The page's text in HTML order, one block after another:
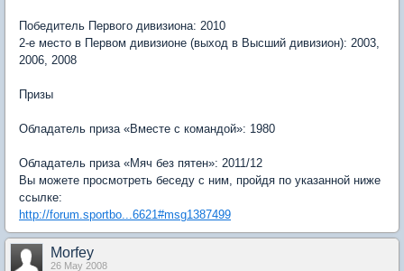
Победитель Первого дивизиона: 2010
2-е место в Первом дивизионе (выход в Высший дивизион): 2003,
2006, 2008
Призы
Обладатель приза «Вместе с командой»: 1980
Обладатель приза «Мяч без пятен»: 2011/12
Вы можете просмотреть беседу с ним, пройдя по указанной ниже
ссылке:
http://forum.sportbo...6621#msg1387499
Morfey
26 May 2008